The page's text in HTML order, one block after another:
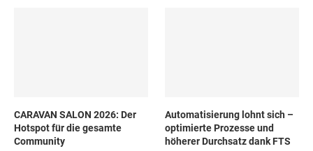
CARAVAN SALON 2026: Der
Hotspot für die gesamte
Community
Automatisierung lohnt sich –
optimierte Prozesse und
höherer Durchsatz dank FTS